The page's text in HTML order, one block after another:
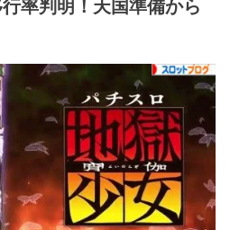
率判明！天国準備から